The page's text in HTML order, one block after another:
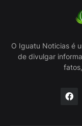
O Iguatu Noticias é
de divulgar